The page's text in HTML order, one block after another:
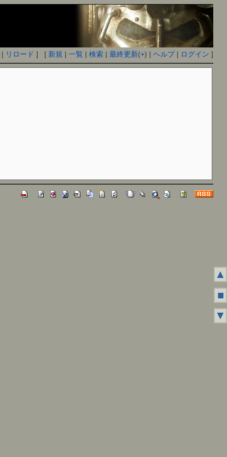
| リロード ] [ 新規 |一覧 |検索 |最終更新(+) |ヘルプ| ログイン ]
▲
■
▼